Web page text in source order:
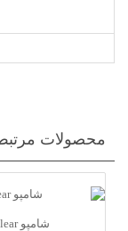
محصولات
شامپو Clear مدل Anti Hair Fall حجم 330 میلی لیتر